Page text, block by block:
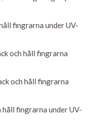
fingrarna under UV-
och håll fingrarna
och håll fingrarna
håll fingrarna under UV-